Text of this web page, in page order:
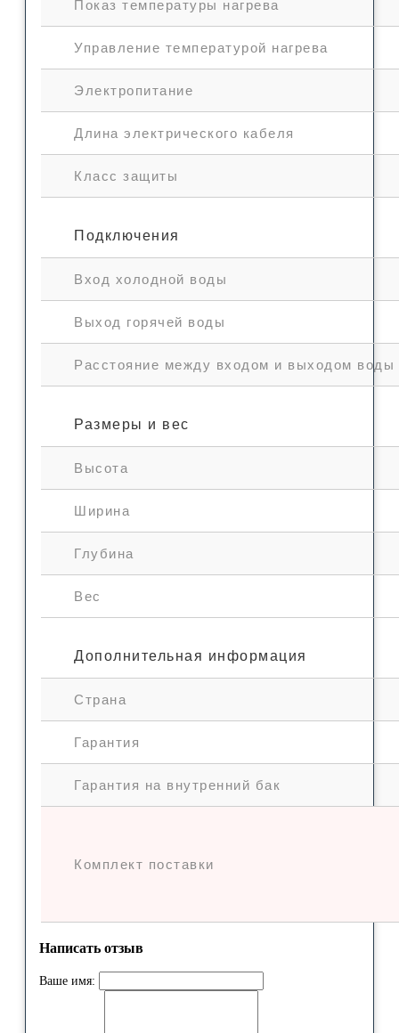
Показ температуры нагрева
Управление температурой нагрева
Электропитание
Длина электрического кабеля
Класс защиты
Подключения
Вход холодной воды
Выход горячей воды
Расстояние между входом и выходом воды
Размеры и вес
Высота
Ширина
Глубина
Вес
Дополнительная информация
Страна
Гарантия
Гарантия на внутренний бак
Комплект поставки
Написать отзыв
Ваше имя: